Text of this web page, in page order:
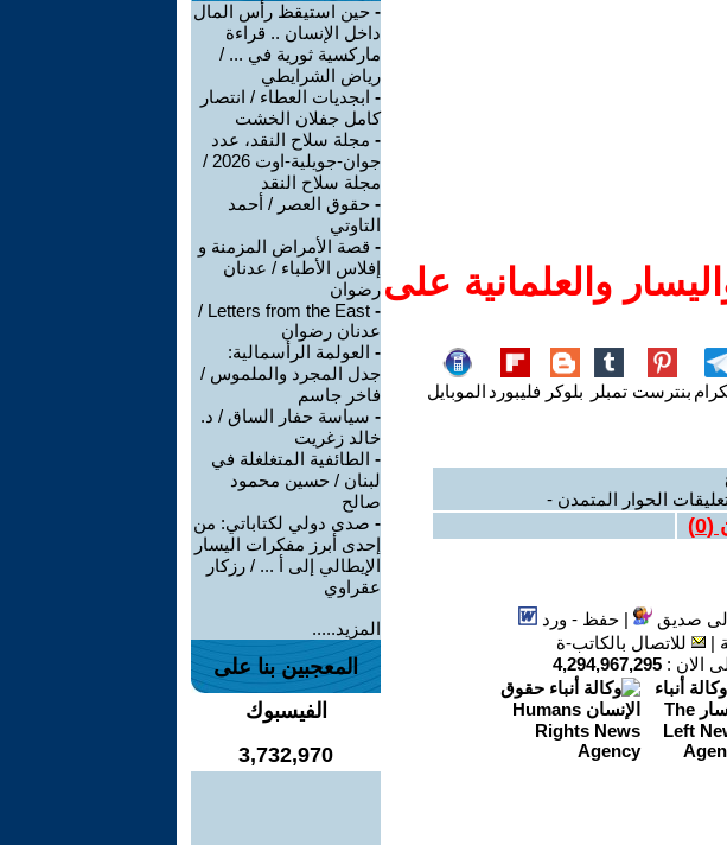
والعلمانية على
بنترست تمبلر بلوكر فليبورد الموبايل
الحوار المتمدن -
(
0
)
صديق |حفظ - ورد
|
للاتصال بالكاتب-ة
الان : 4,294,967,295
- حين استيقظ رأس المال
داخل الإنسان .. قراءة
ماركسية ثورية في ... /
رياض الشرايطي
- ابجديات العطاء / انتصار
كامل جفلان الخشت
- مجلة سلاح النقد، عدد
جوان-جويلية-اوت 2026 /
مجلة سلاح النقد
- حقوق العصر / أحمد
التاوتي
- قصة الأمراض المزمنة و
إفلاس الأطباء / عدنان
رضوان
-
Letters from the East /
عدنان رضوان
- العولمة الرأسمالية:
جدل المجرد والملموس /
فاخر جاسم
- سياسة حفار الساق / د.
خالد زغريت
- الطائفية المتغلغلة في
لبنان / حسين محمود
صالح
- صدى دولي لكتاباتي: من
إحدى أبرز مفكرات اليسار
الإيطالي إلى أ ... / رزكار
عقراوي
المزيد.....
المعجبين بنا على
الفيسبوك
3,732,970